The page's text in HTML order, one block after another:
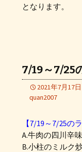
となります。
7/19～7/25
2021年7月17日
quan2007
【7/19～7/25の
A.牛肉の四川辛
B.小柱のミルク